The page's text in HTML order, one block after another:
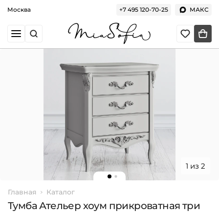
Москва +7 495 120-70-25 МАКС
1 из 2
Главная Каталог
Тумба Ательер хоум прикроватная три